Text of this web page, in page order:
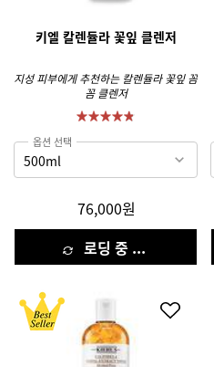
키엘 칼렌듈라 꽃잎 클렌저
지성 피부에게 추천하는 칼렌듈라 꽃잎 꼼
꼼 클렌저
옵션 선택
76,000원
로딩 중 ...